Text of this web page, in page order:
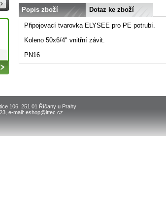
Popis zboží Dotaz ke zboží
Připojovací tvarovka ELYSEE pro PE potrubí.
Koleno 50x6/4" vnitřní závit.
PN16
106, 251 01 Říčany u Prahy
e-mail: eshop@ittec.cz